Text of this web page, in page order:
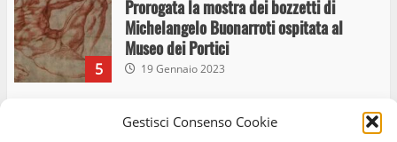
Gestisci Consenso Cookie
5
Prorogata la mostra dei bozzetti di
Michelangelo Buonarroti ospitata al
Museo dei Portici
19 Gennaio 2023
Trasporto pubblico locale, trasferimento